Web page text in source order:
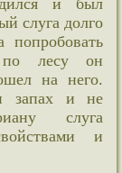
и был
слуга долго
по лесу он
на него.
запах и не
слуга
и